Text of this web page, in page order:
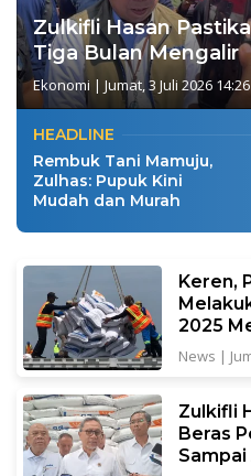
Zulkifli Hasan
Tiga Bulan Mengalir
Ekonomi | Jumat, 3 Juli 2026
HEADLINE
Rembuk Tani Mamuju,
Zulhas: Pupuk Kini
Mudah dan Murah
Keren,
2025
News |
Zulkifli
Beras